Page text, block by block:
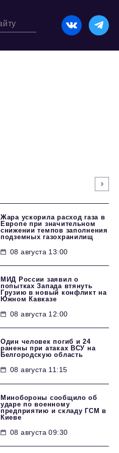
Жара ускорила расход газа в
Европе при значительном
снижении темпов заполнения
подземных газохранилищ
08 августа 13:00
МИД России заявил о
попытках Запада втянуть
Грузию в новый конфликт на
Южном Кавказе
08 августа 12:00
Один человек погиб и 24
ранены при атаках ВСУ на
Белгородскую область
08 августа 11:15
Минобороны сообщило об
ударе по военному
предприятию и складу ГСМ в
Киеве
08 августа 09:30